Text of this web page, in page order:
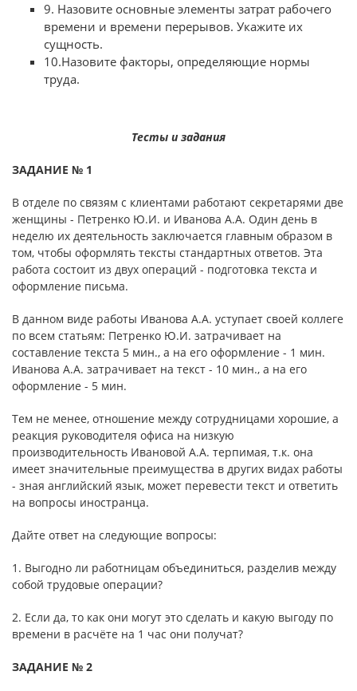
9. Назовите основные элементы затрат рабочего
времени и времени перерывов. Укажите их
сущность.
10.Назовите факторы, определяющие нормы
труда.
Тесты и задания
ЗАДАНИЕ № 1
В отделе по связям с клиентами работают секретарями две
жен­щины - Петренко Ю.И. и Иванова А.А. Один день в
неделю их деятель­ность заключается главным образом в
том, чтобы оформлять тексты стандартных ответов. Эта
работа состоит из двух операций - подготовка текста и
оформление письма.
В данном виде работы Иванова А.А. уступает своей коллеге
по всем статьям: Петренко Ю.И. затрачивает на
составление текста 5 мин., а на его оформление - 1 мин.
Иванова А.А. затрачивает на текст - 10 мин., а на его
оформление - 5 мин.
Тем не менее, отношение между сотрудницами хорошие, а
реакция руководителя офиса на низкую
производительность Ивановой А.А. тер­пимая, т.к. она
имеет значительные преимущества в других видах рабо­ты
- зная английский язык, может перевести текст и ответить
на вопро­сы иностранца.
Дайте ответ на следующие вопросы:
1. Выгодно ли работницам объединиться, разделив между
собой трудо­вые операции?
2. Если да, то как они могут это сделать и какую выгоду по
времени в расчёте на 1 час они получат?
ЗАДАНИЕ № 2